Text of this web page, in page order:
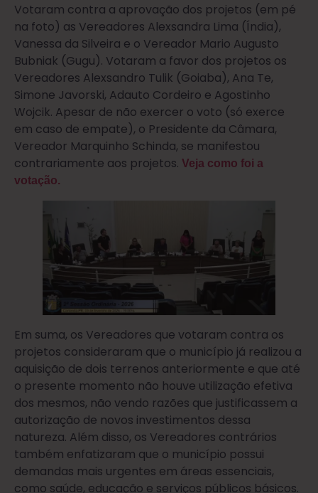
Votaram contra a aprovação dos projetos (em pé
na foto) as Vereadores Alexsandra Lima (Índia),
Vanessa da Silveira e o Vereador Mario Augusto
Bubniak (Gugu). Votaram a favor dos projetos os
Vereadores Alexsandro Tulik (Goiaba), Ana Te,
Simone Javorski, Adauto Cordeiro e Agostinho
Wojcik. Apesar de não exercer o voto (só exerce
em caso de empate), o Presidente da Câmara,
Vereador Marquinho Schinda, se manifestou
contrariamente aos projetos. Veja como foi a
votação.
Em suma, os Vereadores que votaram contra os
projetos consideraram que o município já realizou a
aquisição de dois terrenos anteriormente e que até
o presente momento não houve utilização efetiva
dos mesmos, não vendo razões que justificassem a
autorização de novos investimentos dessa
natureza. Além disso, os Vereadores contrários
também enfatizaram que o município possui
demandas mais urgentes em áreas essenciais,
como saúde, educação e serviços públicos básicos.